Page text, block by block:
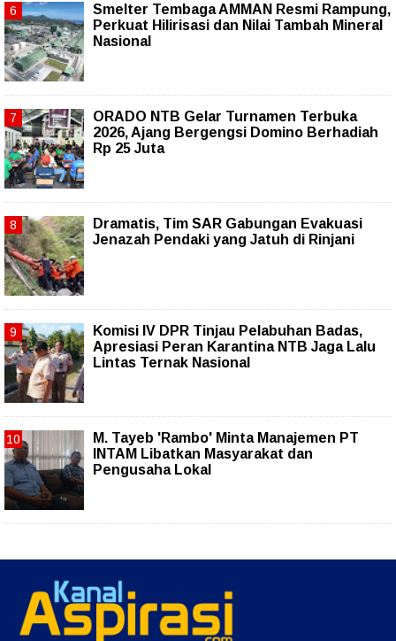
Smelter Tembaga AMMAN Resmi Rampung,
Perkuat Hilirisasi dan Nilai Tambah Mineral
Nasional
ORADO NTB Gelar Turnamen Terbuka
2026, Ajang Bergengsi Domino Berhadiah
Rp 25 Juta
Dramatis, Tim SAR Gabungan Evakuasi
Jenazah Pendaki yang Jatuh di Rinjani
Komisi IV DPR Tinjau Pelabuhan Badas,
Apresiasi Peran Karantina NTB Jaga Lalu
Lintas Ternak Nasional
M. Tayeb 'Rambo' Minta Manajemen PT
INTAM Libatkan Masyarakat dan
Pengusaha Lokal